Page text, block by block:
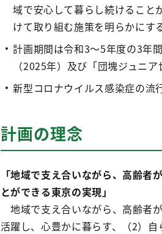
域で安心して暮らし続けること
けて取り組む施策を明らかにす
計画期間は令和3～5年度の3年
（2025年）及び「団塊ジュニ
新型コロナウイルス感染症の流
計画の理念
「地域で支え合いながら、高齢
とができる東京の実現」
地域で支え合いながら、高齢者
活躍し、心豊かに暮らす、（2）